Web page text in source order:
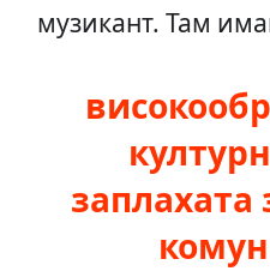
музикант. Там